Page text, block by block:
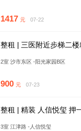
1417 元 07-22
整租 | 三医附近步梯二
2室 沙市东区 -阳光家园B区
900 元 07-23
整租 | 精装 人信悦玺 押
3室 江津路 -人信悦玺